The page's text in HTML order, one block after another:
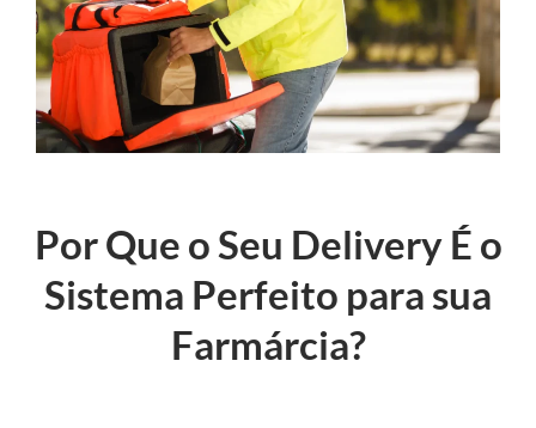
Por Que o Seu Delivery É o
Sistema Perfeito para sua
Farmárcia?